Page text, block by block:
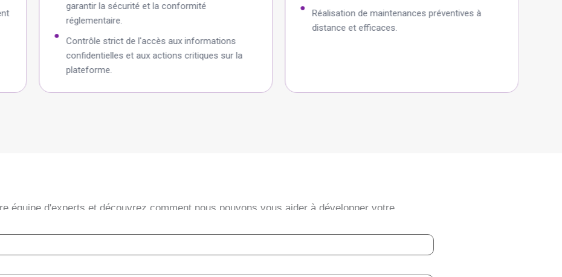
garantir la sécurité et la conformité
réglementaire.
Contrôle strict de l'accès aux informations
confidentielles et aux actions critiques sur la
plateforme.
Réalisation de maintenances préventives à
distance et efficaces.
équipe d'experts et découvrez comment nous pouvons vous aider à développer votre